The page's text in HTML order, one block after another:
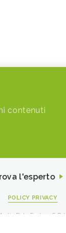
contenuti
l'esperto
POLICY PRIVACY
Data Factory